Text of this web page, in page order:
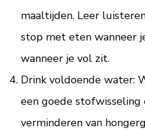
maaltijden. Leer
stop met eten wanneer
wanneer je vol zit.
Drink voldoende water:
een goede
verminderen van